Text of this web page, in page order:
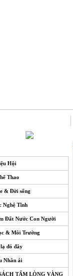
Hội
Thao
& Đời sống
Nghệ Tĩnh
Đất Nước Con Người
& Môi Trường
đó đây
Nhân ái
TẤM LÒNG VÀNG